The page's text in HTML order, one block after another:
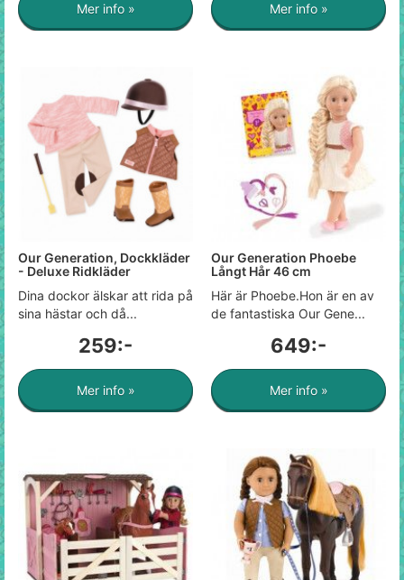
Mer info » Mer info »
Our Generation, Dockkläder
- Deluxe Ridkläder
Dina dockor älskar att rida på
sina hästar och då...
259:-
Mer info »
Our Generation Phoebe
Långt Hår 46 cm
Här är Phoebe.Hon är en av
de fantastiska Our Gene...
649:-
Mer info »